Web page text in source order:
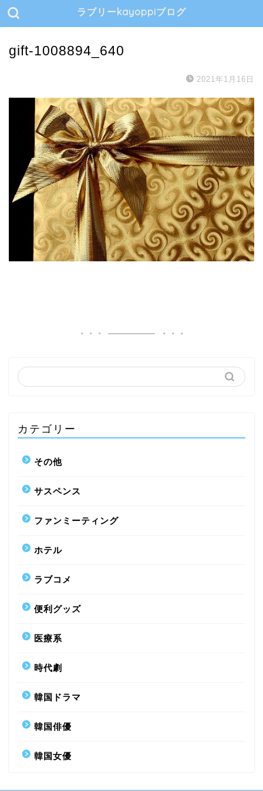
ラブリーkayoppiブログ
gift-1008894_640
2021年1月16日
カテゴリー
その他
サスペンス
ファンミーティング
ホテル
ラブコメ
便利グッズ
医療系
時代劇
韓国ドラマ
韓国俳優
韓国女優